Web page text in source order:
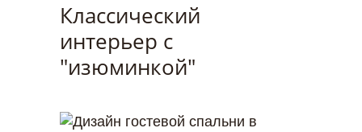
Классический
интерьер с
"изюминкой"